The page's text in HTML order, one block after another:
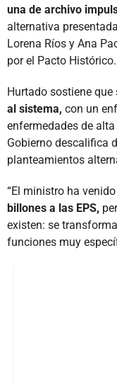
una de archivo
alternativa
Lorena Ríos y Ana
por el Pacto Histórico.
Hurtado sostiene que
al sistema, con un
enfermedades de
Gobierno descalifica
planteamientos
“El ministro ha
billones a las EPS,
existen: se
funciones muy